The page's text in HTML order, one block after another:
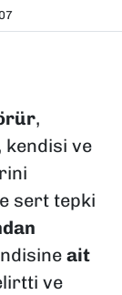
,
kendisi ve
sert tepki
ait
ve